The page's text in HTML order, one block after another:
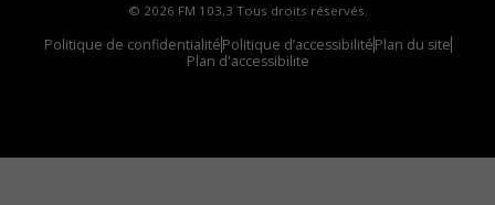
© 2026 FM 103,3 Tous droits réservés.
Politique de confidentialitéPolitique d’accessibilitéPlan du site
Plan d'accessibilite